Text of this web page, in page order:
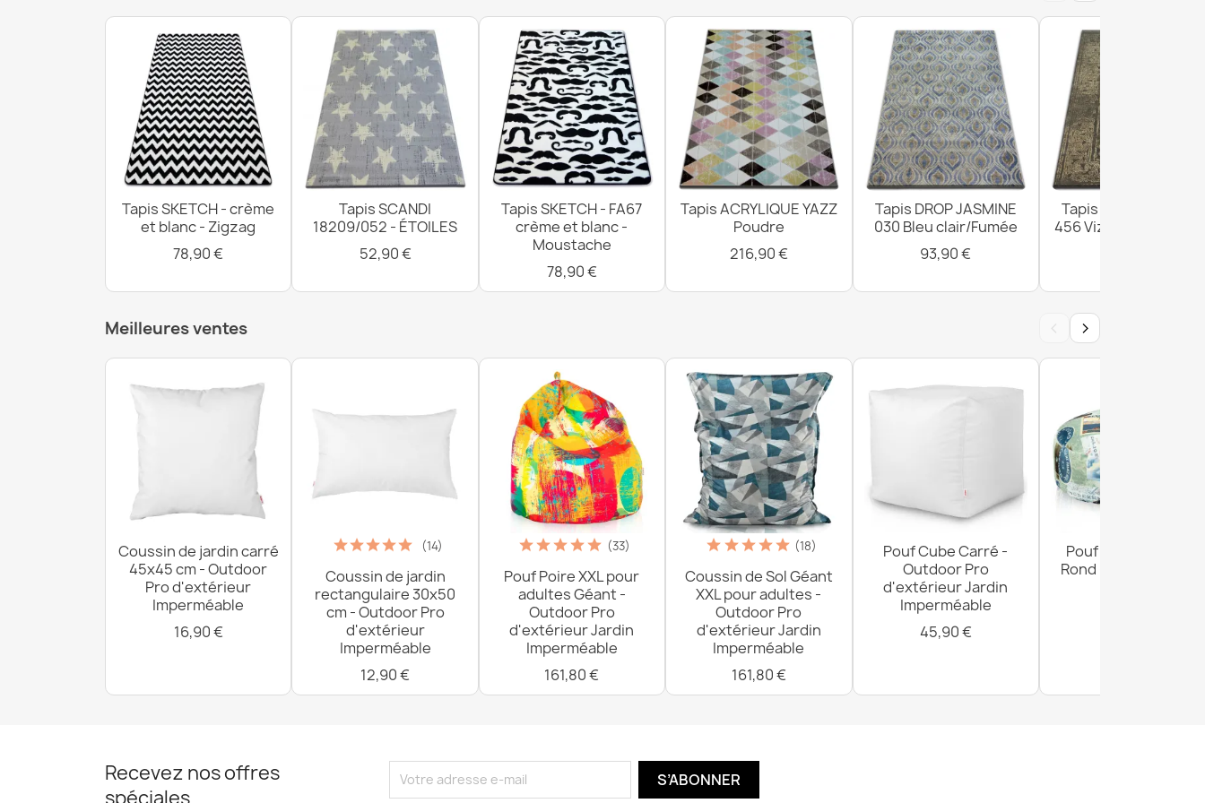
Tapis FUSION blanc / gris clair / or Forme - Géométrique,
moderne, abstrait, irrégulier
113,90 €
Tapis FUSION crème / beige Forme - Géométrique,
moderne, abstrait, irrégulier
113,90 €
Tapis ETON PLUS noir uni, monochrome, lisse
23,90 €
Tapis SKETCH - crème
et blanc - Zigzag
78,90 €
Tapis SCANDI
18209/052 - ÉTOILES
52,90 €
Tapis SKETCH - FA67
crème et blanc -
Moustache
78,90 €
Tapis ACRYLIQUE YAZZ
Poudre
216,90 €
Tapis DROP JASMINE
030 Bleu clair/Fumée
93,90 €
Tapis DROP JASMINE
456 Vizon/Beige
Meilleures ventes ‹ ›
Coussin de jardin carré
45x45 cm - Outdoor
Pro d'extérieur
Imperméable
16,90 €
(14)
Coussin de jardin
rectangulaire 30x50
cm - Outdoor Pro
d'extérieur
Imperméable
12,90 €
(33)
Pouf Poire XXL pour
adultes Géant -
Outdoor Pro
d'extérieur Jardin
Imperméable
161,80 €
(18)
Coussin de Sol Géant
XXL pour adultes -
Outdoor Pro
d'extérieur Jardin
Imperméable
161,80 €
Pouf Cube Carré -
Outdoor Pro
d'extérieur Jardin
Imperméable
45,90 €
Pouf Repose-pieds
Rond - Tissu Imprimé
Recevez nos offres